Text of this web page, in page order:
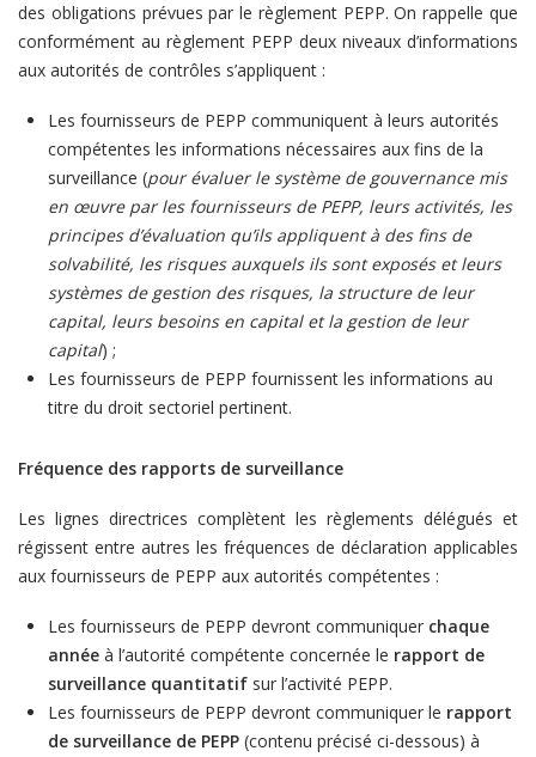
des obligations prévues par le règlement PEPP. On rappelle que
conformément au règlement PEPP deux niveaux d’informations
aux autorités de contrôles s’appliquent :
Les fournisseurs de PEPP communiquent à leurs autorités
compétentes les informations nécessaires aux fins de la
surveillance (pour évaluer le système de gouvernance mis
en œuvre par les fournisseurs de PEPP, leurs activités, les
principes d’évaluation qu’ils appliquent à des fins de
solvabilité, les risques auxquels ils sont exposés et leurs
systèmes de gestion des risques, la structure de leur
capital, leurs besoins en capital et la gestion de leur
capital) ;
Les fournisseurs de PEPP fournissent les informations au
titre du droit sectoriel pertinent.
Fréquence des rapports de surveillance
Les lignes directrices complètent les règlements délégués et
régissent entre autres les fréquences de déclaration applicables
aux fournisseurs de PEPP aux autorités compétentes :
Les fournisseurs de PEPP devront communiquer chaque
année à l’autorité compétente concernée le rapport de
surveillance quantitatif sur l’activité PEPP.
Les fournisseurs de PEPP devront communiquer le rapport
de surveillance de PEPP (contenu précisé ci-dessous) à